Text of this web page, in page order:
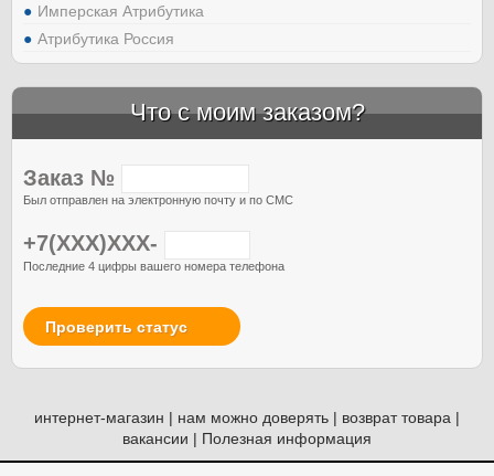
Имперская Атрибутика
Атрибутика Россия
Что с моим заказом?
Заказ №
Был отправлен на электронную почту и по СМС
+7(XXX)XXX-
Последние 4 цифры вашего номера телефона
Проверить статус
интернет-магазин | нам можно доверять | возврат товара |
вакансии | Полезная информация